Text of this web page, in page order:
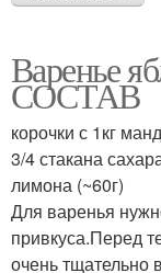
Варенье
СОСТАВ
корочки с 1кг
3/4 стакана
лимона (~60г)
Для варенья
привкуса.Перед
очень тщательно